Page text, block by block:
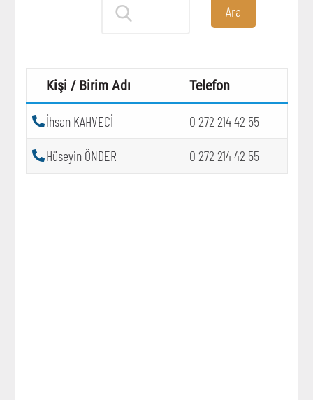
Kişi / Birim Adı Telefon
İhsan KAHVECİ 0 272 214 42 55
Hüseyin ÖNDER 0 272 214 42 55